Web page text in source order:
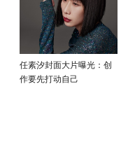
任素汐封面大片曝光：创
作要先打动自己